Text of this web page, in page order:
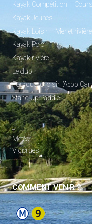
Kayak Compétition –
Kayak Jeunes
Kayak Loisir – Mer et
Kayak Polo
Kayak rivière
Le club
Pourquoi choisir l’Acbb
Stand Up Paddle
_
Météo
Vigicrues
COMMENT VENIR ?